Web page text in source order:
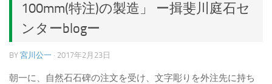
100mm(特注)の製造」 ー揖斐川庭石セ
ンターblogー
BY 宮川公一 · 2017年2月23日
朝一に、自然石石碑の注文を受け、文字彫りを外注先に持ち